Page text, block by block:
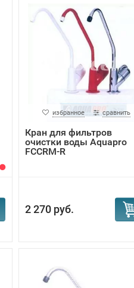
избранное сравнить
Кран для фильтров
очистки воды Aquapro
FCCRM-R
2 270 руб.